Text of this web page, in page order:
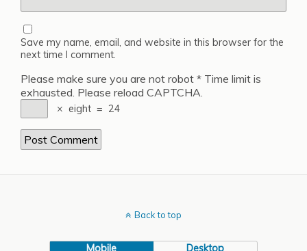
Save my name, email, and website in this browser for the
next time I comment.
Please make sure you are not robot * Time limit is
exhausted. Please reload CAPTCHA.
× eight = 24
Back to top
Mobile Desktop